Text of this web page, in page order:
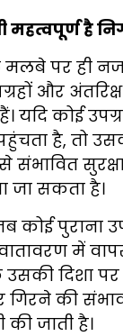
महत्वपूर्ण है
मलबे पर ही
और
यदि कोई
है, तो
संभावित
जा सकता है।
कोई पुराना
में
उसकी दिशा
की
की जाती है।